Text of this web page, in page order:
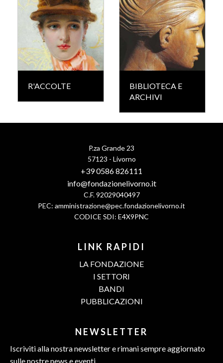
R'ACCOLTE
BIBLIOTECA E
ARCHIVI
P.za Grande 23
57123 - Livorno
+39 0586 826111
info@fondazionelivorno.it
C.F. 92029040497
PEC: amministrazione@pec.fondazionelivorno.it
CODICE SDI: E4X9PNC
LINK RAPIDI
LA FONDAZIONE
I SETTORI
BANDI
PUBBLICAZIONI
NEWSLETTER
Iscriviti alla nostra newsletter e rimani sempre aggiornato
sulle nostre news e eventi.